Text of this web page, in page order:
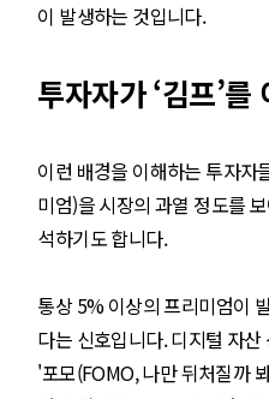
이 발생하는 것입니다.
투자자가 ‘김프’
이런 배경을 이해하는 투자자
미엄)을 시장의 과열 정도를
석하기도 합니다.
통상 5% 이상의 프리미엄이
다는 신호입니다. 디지털 자
'포모(FOMO, 나만 뒤처질까